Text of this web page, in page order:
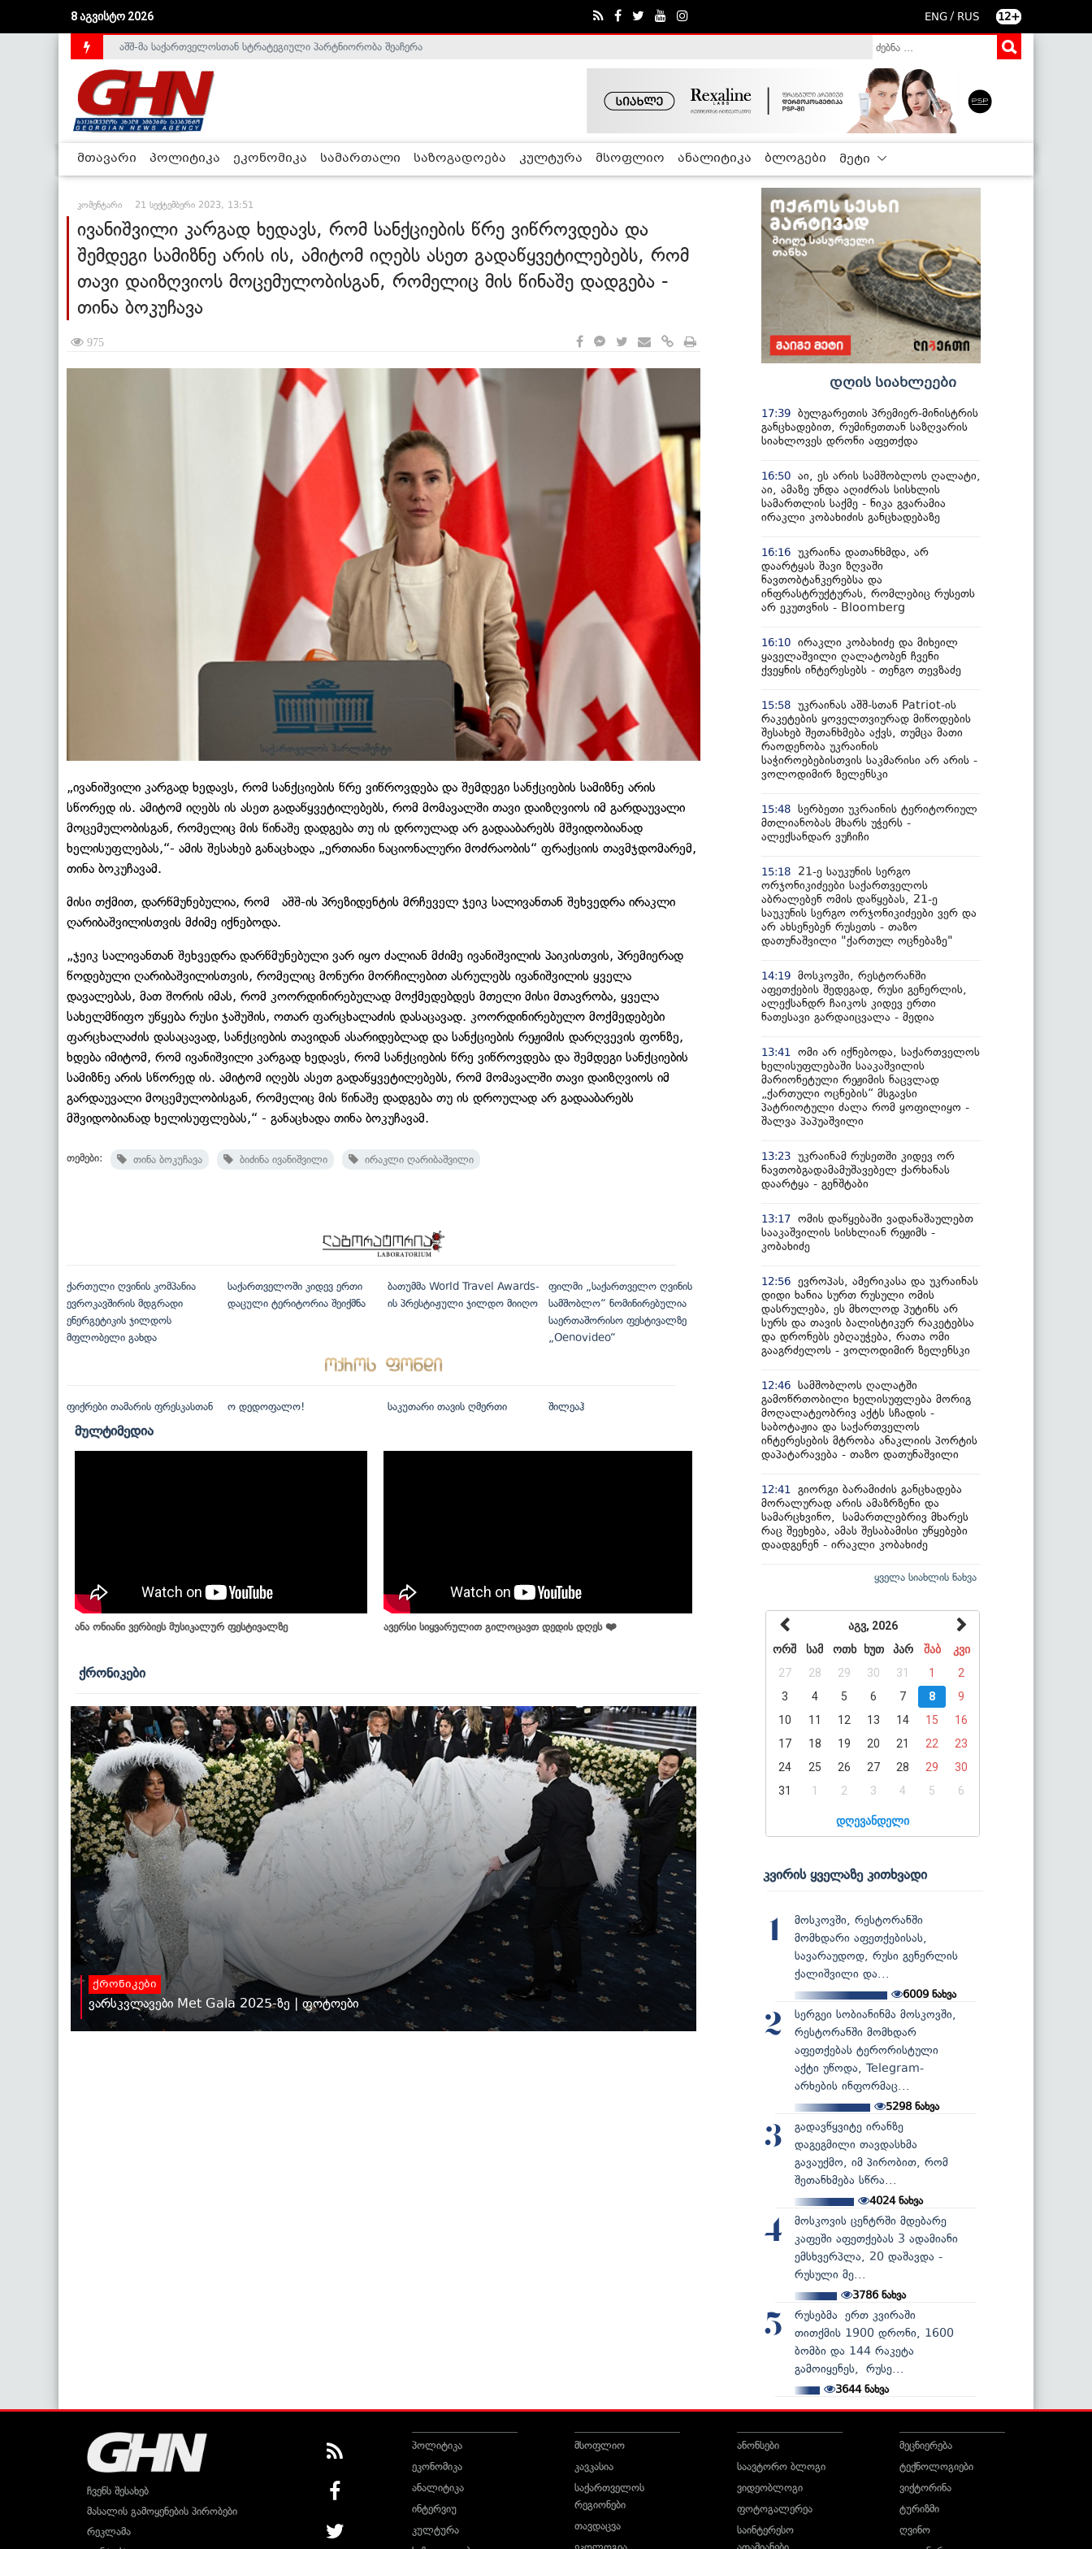
8 აგვისტო 2026 ENG / RUS 12+
საქართველოს დე-ფაქტო მთავრობა არალეგიტიმურია - ჰელსინკის კომისია
აშშ-მა საქართველოსთან სტრატეგიული პარტნიორობა შეაჩერა
მთავარი პოლიტიკა ეკონომიკა სამართალი საზოგადოება კულტურა მსოფლიო ანალიტიკა ბლოგები მეტი
კომენტარი 21 სექტემბერი 2023, 13:51
ივანიშვილი კარგად ხედავს, რომ სანქციების წრე ვიწროვდება და
შემდეგი სამიზნე არის ის, ამიტომ იღებს ასეთ გადაწყვეტილებებს, რომ
თავი დაიზღვიოს მოცემულობისგან, რომელიც მის წინაშე დადგება -
თინა ბოკუჩავა
975
„ივანიშვილი კარგად ხედავს, რომ სანქციების წრე ვიწროვდება და შემდეგი სანქციების სამიზნე არის
სწორედ ის. ამიტომ იღებს ის ასეთ გადაწყვეტილებებს, რომ მომავალში თავი დაიზღვიოს იმ გარდაუვალი
მოცემულობისგან, რომელიც მის წინაშე დადგება თუ ის დროულად არ გადააბარებს მშვიდობიანად
ხელისუფლებას,“- ამის შესახებ განაცხადა „ერთიანი ნაციონალური მოძრაობის“ ფრაქციის თავმჯდომარემ,
თინა ბოკუჩავამ.
მისი თქმით, დარწმუნებულია, რომ აშშ-ის პრეზიდენტის მრჩეველ ჯეიკ სალივანთან შეხვედრა ირაკლი
ღარიბაშვილისთვის მძიმე იქნებოდა.
„ჯეიკ სალივანთან შეხვედრა დარწმუნებული ვარ იყო ძალიან მძიმე ივანიშვილის პაიკისთვის, პრემიერად
წოდებული ღარიბაშვილისთვის, რომელიც მონური მორჩილებით ასრულებს ივანიშვილის ყველა
დავალებას, მათ შორის იმას, რომ კოორდინირებულად მოქმედებდეს მთელი მისი მთავრობა, ყველა
სახელმწიფო უწყება რუსი ჯაშუშის, ოთარ ფარცხალაძის დასაცავად. კოორდინირებულო მოქმედებები
ფარცხალაძის დასაცავად, სანქციების თავიდან ასარიდებლად და სანქციების რეჟიმის დარღვევის ფონზე,
ხდება იმიტომ, რომ ივანიშვილი კარგად ხედავს, რომ სანქციების წრე ვიწროვდება და შემდეგი სანქციების
სამიზნე არის სწორედ ის. ამიტომ იღებს ასეთ გადაწყვეტილებებს, რომ მომავალში თავი დაიზღვიოს იმ
გარდაუვალი მოცემულობისგან, რომელიც მის წინაშე დადგება თუ ის დროულად არ გადააბარებს
მშვიდობიანად ხელისუფლებას,“ - განაცხადა თინა ბოკუჩავამ.
თემები: თინა ბოკუჩავა ბიძინა ივანიშვილი ირაკლი ღარიბაშვილი
ქართული ღვინის კომპანია
ევროკავშირის მდგრადი
ენერგეტიკის ჯილდოს
მფლობელი გახდა
საქართველოში კიდევ ერთი
დაცული ტერიტორია შეიქმნა
ბათუმმა World Travel Awards-
ის პრესტიჟული ჯილდო მიიღო
ფილმი „საქართველო ღვინის
სამშობლო“ ნომინირებულია
საერთაშორისო ფესტივალზე
„Oenovideo“
ფიქრები თამარის ფრესკასთან ო დედოფალო! საკუთარი თავის ღმერთი შილეაჰ
მულტიმედია
ანა ონიანი ვერბიეს მუსიკალურ ფესტივალზე ავერსი სიყვარულით გილოცავთ დედის დღეს ❤️
ქრონიკები
ქრონიკები
ვარსკვლავები Met Gala 2025-ზე | ფოტოები
დღის სიახლეები
17:39 ბულგარეთის პრემიერ-მინისტრის
განცხადებით, რუმინეთთან საზღვარის
სიახლოვეს დრონი აფეთქდა
16:50 აი, ეს არის სამშობლოს ღალატი,
აი, ამაზე უნდა აღიძრას სისხლის
სამართლის საქმე - ნიკა გვარამია
ირაკლი კობახიძის განცხადებაზე
16:16 უკრაინა დათანხმდა, არ
დაარტყას შავი ზღვაში
ნავთობტანკერებსა და
ინფრასტრუქტურას, რომლებიც რუსეთს
არ ეკუთვნის - Bloomberg
16:10 ირაკლი კობახიძე და მიხეილ
ყაველაშვილი ღალატობენ ჩვენი
ქვეყნის ინტერესებს - თენგო თევზაძე
15:58 უკრაინას აშშ-სთან Patriot-ის
რაკეტების ყოველთვიურად მიწოდების
შესახებ შეთანხმება აქვს, თუმცა მათი
რაოდენობა უკრაინის
საჭიროებებისთვის საკმარისი არ არის -
ვოლოდიმირ ზელენსკი
15:48 სერბეთი უკრაინის ტერიტორიულ
მთლიანობას მხარს უჭერს -
ალექსანდარ ვუჩიჩი
15:18
21-ე საუკუნის სერგო
ორჯონიკიძეები საქართველოს
აბრალებენ ომის დაწყებას, 21-ე
საუკუნის სერგო ორჯონიკიძეები ვერ და
არ ახსენებენ რუსეთს - თაზო
დათუნაშვილი "ქართულ ოცნებაზე"
14:19 მოსკოვში, რესტორანში
აფეთქების შედეგად, რუსი გენერლის,
ალექსანდრ ჩაიკოს კიდევ ერთი
ნათესავი გარდაიცვალა - მედია
13:41
ომი არ იქნებოდა, საქართველოს
ხელისუფლებაში სააკაშვილის
მარიონეტული რეჟიმის ნაცვლად
„ქართული ოცნების“ მსგავსი
პატრიოტული ძალა რომ ყოფილიყო -
შალვა პაპუაშვილი
13:23 უკრაინამ რუსეთში კიდევ ორ
ნავთობგადამამუშავებელ ქარხანას
დაარტყა - გენშტაბი
13:17 ომის დაწყებაში ვადანაშაულებთ
სააკაშვილის სისხლიან რეჟიმს -
კობახიძე
12:56 ევროპას, ამერიკასა და უკრაინას
დიდი ხანია სურთ რუსული ომის
დასრულება, ეს მხოლოდ პუტინს არ
სურს და თავის ბალისტიკურ რაკეტებსა
და დრონებს ებღაუჭება, რათა ომი
გააგრძელოს - ვოლოდიმირ ზელენსკი
12:46 სამშობლოს ღალატში
გამოწრთობილი ხელისუფლება მორიგ
მოღალატეობრივ აქტს სჩადის -
საბოტაჟია და საქართველოს
ინტერესების მტრობა ანაკლიის პორტის
დაპატარავება - თაზო დათუნაშვილი
12:41
გიორგი ბარამიძის განცხადება
მორალურად არის ამაზრზენი და
სამარცხვინო, სამართლებრივ მხარეს
რაც შეეხება, ამას შესაბამისი უწყებები
დაადგენენ - ირაკლი კობახიძე
ყველა სიახლის ნახვა
აგვ, 2026
ორშ
სამ ოთხ ხუთ პარ შაბ
კვი
27
28 29 30 31 1
2
3
4 5 6 7 8
9
10
11 12 13 14 15
16
17
18 19 20 21 22
23
24
25 26 27 28 29
30
31
1 2 3 4 5 6
დღევანდელი
კვირის ყველაზე კითხვადი
1
მოსკოვში, რესტორანში
მომხდარი აფეთქებისას,
სავარაუდოდ, რუსი გენერლის
ქალიშვილი და...
6009 ნახვა
2
სერგეი სობიანინმა მოსკოვში,
რესტორანში მომხდარ
აფეთქებას ტერორისტული
აქტი უწოდა, Telegram-
არხების ინფორმაც...
5298 ნახვა
3
გადავწყვიტე ირანზე
დაგეგმილი თავდასხმა
გავაუქმო, იმ პირობით, რომ
შეთანხმება სწრა...
4024ნახვა
4
მოსკოვის ცენტრში მდებარე
კაფეში აფეთქებას 3 ადამიანი
ემსხვერპლა, 20 დაშავდა -
რუსული მე...
3786ნახვა
5
რუსებმა ერთ კვირაში
თითქმის 1900 დრონი, 1600
ბომბი და 144 რაკეტა
გამოიყენეს, რუსე...
3644ნახვა
ჩვენს შესახებ
მასალის გამოყენების პირობები
რეკლამა
პოლიტიკა
ეკონომიკა
ანალიტიკა
ინტერვიუ
კულტურა
მსოფლიო
კავკასია
საქართველოს
რეგიონები
თავდაცვა
ანონსები
საავტორო ბლოგი
ვიდეობლოგი
ფოტოგალერეა
საინტერესო
მეცნიერება
ტექნოლოგიები
ვიქტორინა
ტურიზმი
ღვინო